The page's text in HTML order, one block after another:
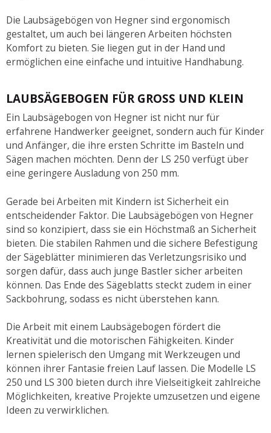
Die Laubsägebögen von Hegner sind ergonomisch
gestaltet, um auch bei längeren Arbeiten höchsten
Komfort zu bieten. Sie liegen gut in der Hand und
ermöglichen eine einfache und intuitive Handhabung.
LAUBSÄGEBOGEN FÜR GROSS UND KLEIN
Ein Laubsägebogen von Hegner ist nicht nur für
erfahrene Handwerker geeignet, sondern auch für Kinder
und Anfänger, die ihre ersten Schritte im Basteln und
Sägen machen möchten. Denn der LS 250 verfügt über
eine geringere Ausladung von 250 mm.
Gerade bei Arbeiten mit Kindern ist Sicherheit ein
entscheidender Faktor. Die Laubsägebögen von Hegner
sind so konzipiert, dass sie ein Höchstmaß an Sicherheit
bieten. Die stabilen Rahmen und die sichere Befestigung
der Sägeblätter minimieren das Verletzungsrisiko und
sorgen dafür, dass auch junge Bastler sicher arbeiten
können. Das Ende des Sägeblatts steckt zudem in einer
Sackbohrung, sodass es nicht überstehen kann.
Die Arbeit mit einem Laubsägebogen fördert die
Kreativität und die motorischen Fähigkeiten. Kinder
lernen spielerisch den Umgang mit Werkzeugen und
können ihrer Fantasie freien Lauf lassen. Die Modelle LS
250 und LS 300 bieten durch ihre Vielseitigkeit zahlreiche
Möglichkeiten, kreative Projekte umzusetzen und eigene
Ideen zu verwirklichen.